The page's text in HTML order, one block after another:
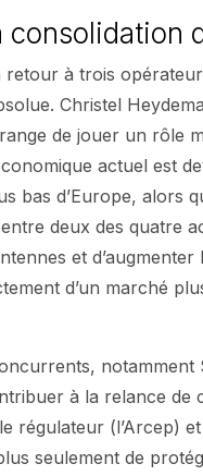
consolidation
retour à trois
Christel
de jouer un rôle
actuel est
bas d’Europe, alors
entre deux des quatre
et
d’un marché
à la relance
régulateur (l’Arcep)
seulement de